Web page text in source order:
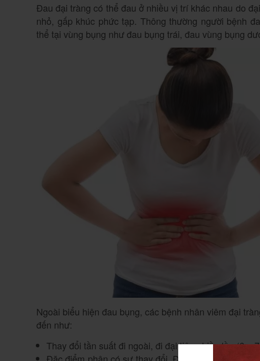
Đau đại tràng có thể đau ở nhiều vị trí khác nhau do
nhỏ, gấp khúc phức tạp. Thông thường người bệnh
thể tại vùng bụng như đau bụng trái, đau vùng bụng
Ngoài biểu hiện đau bụng, các bệnh nhân viêm đại
đến như:
Thay đổi tần suất đi ngoài, đi đại tiện nhiều lần (6 –
Đặc điểm phân có sự thay đổi. Đôi lúc phân lỏng,